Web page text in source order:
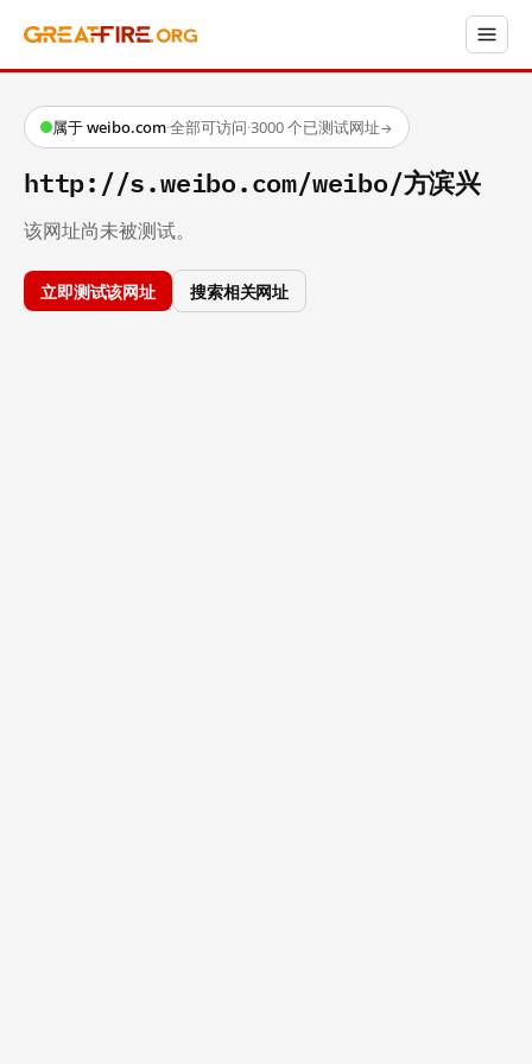
属于 weibo.com·全部可访问·3000 个已测试网址→
http://s.weibo.com/weibo/方滨兴
该网址尚未被测试。
立即测试该网址 搜索相关网址